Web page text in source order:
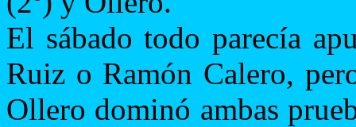
El sábado todo parecía
Ruiz o Ramón Calero,
Ollero dominó ambas